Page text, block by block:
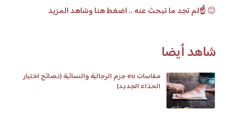
😊☝️لم تجد ما تبحث عنه .. اضغط هنا وشاهد المزيد
شاهد أيضا
مقاسات eu جزم الرجالية والنسائية (نصائح اختيار
الحذاء الجديد)